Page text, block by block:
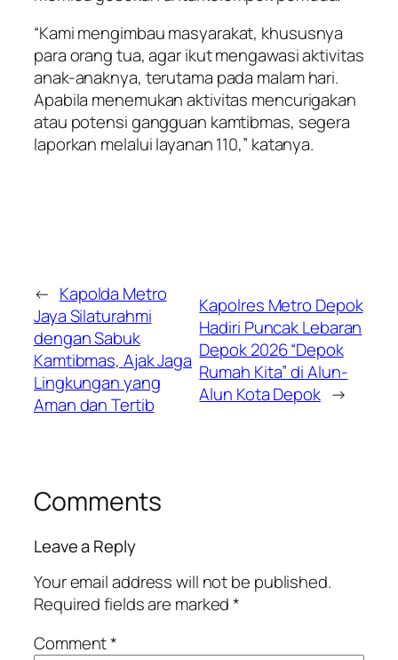
“Kami mengimbau masyarakat, khususnya
para orang tua, agar ikut mengawasi aktivitas
anak-anaknya, terutama pada malam hari.
Apabila menemukan aktivitas mencurigakan
atau potensi gangguan kamtibmas, segera
laporkan melalui layanan 110,” katanya.
← Kapolda Metro
Jaya Silaturahmi
dengan Sabuk
Kamtibmas, Ajak Jaga
Lingkungan yang
Aman dan Tertib
Kapolres Metro Depok
Hadiri Puncak Lebaran
Depok 2026 “Depok
Rumah Kita” di Alun-
Alun Kota Depok →
Comments
Leave a Reply
Your email address will not be published.
Required fields are marked*
Comment*